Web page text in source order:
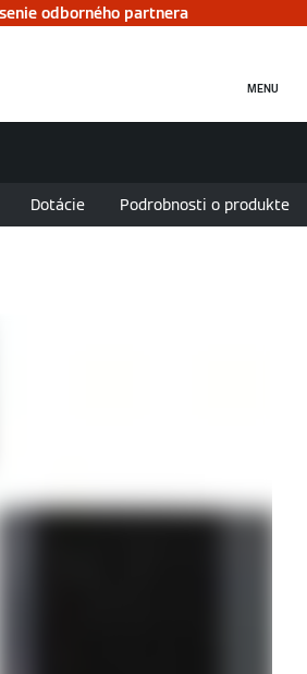
odborného partnera
MENU
Dotácie Podrobnosti o produkte